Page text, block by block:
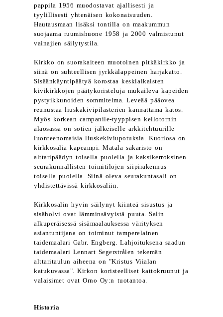
pappila 1956 muodostavat ajallisesti ja
tyylillisesti yhtenäisen kokonaisuuden.
Hautausmaan lisäksi tontilla on maakummun
suojaama ruumishuone 1958 ja 2000 valmistunut
vainajien säilytystila.
Kirkko on suorakaiteen muotoinen pitkäkirkko ja
siinä on suhteellisen jyrkkälappeinen harjakatto.
Sisäänkäyntipäätyä korostaa keskiaikaisten
kivikirkkojen päätykoristeluja mukaileva kapeiden
pystyikkunoiden sommitelma. Leveää pääovea
reunustaa liuskakivipilasterien kannattama katos.
Myös korkean campanile-tyyppisen kellotornin
alaosassa on sotien jälkeiselle arkkitehtuurille
luonteenomaisia liuskekiviupotuksia. Kuoriosa on
kirkkosalia kapeampi. Matala sakaristo on
alttaripäädyn toisella puolella ja kaksikerroksinen
seurakunnallisten toimitilojen siipirakennus
toisella puolella. Siinä oleva seurakuntasali on
yhdistettävissä kirkkosaliin.
Kirkkosalin hyvin säilynyt kiinteä sisustus ja
sisäholvi ovat lämminsävyistä puuta. Salin
alkuperäisessä sisämaalauksessa värityksen
asiantuntijana on toiminut tamperelainen
taidemaalari Gabr. Engberg. Lahjoituksena saadun
taidemaalari Lennart Segerstrålen tekemän
alttaritaulun aiheena on "Kristus Viialan
katukuvassa". Kirkon koristeelliset kattokruunut ja
valaisimet ovat Orno Oy:n tuotantoa.
Historia